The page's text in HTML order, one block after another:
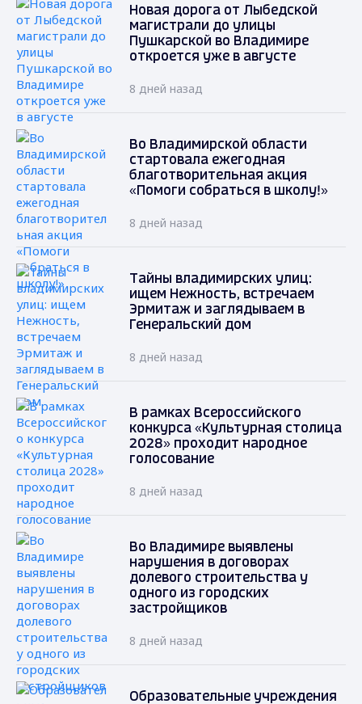
Новая дорога от Лыбедской
магистрали до улицы
Пушкарской во Владимире
откроется уже в августе
8 дней назад
Во Владимирской области
стартовала ежегодная
благотворительная акция
«Помоги собраться в школу!»
8 дней назад
Тайны владимирских улиц:
ищем Нежность, встречаем
Эрмитаж и заглядываем в
Генеральский дом
8 дней назад
В рамках Всероссийского
конкурса «Культурная столица
2028» проходит народное
голосование
8 дней назад
Во Владимире выявлены
нарушения в договорах
долевого строительства у
одного из городских
застройщиков
8 дней назад
Образовательные учреждения